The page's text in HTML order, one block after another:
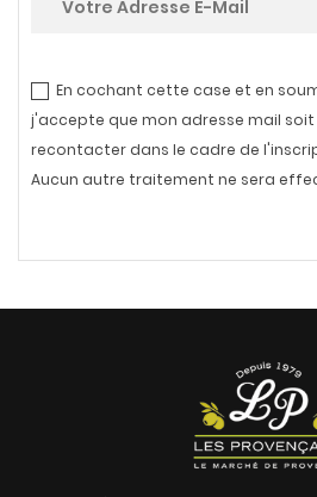
En cochant cette case et en
j'accepte que mon adresse mail soit
recontacter dans le cadre de
Aucun autre traitement ne sera